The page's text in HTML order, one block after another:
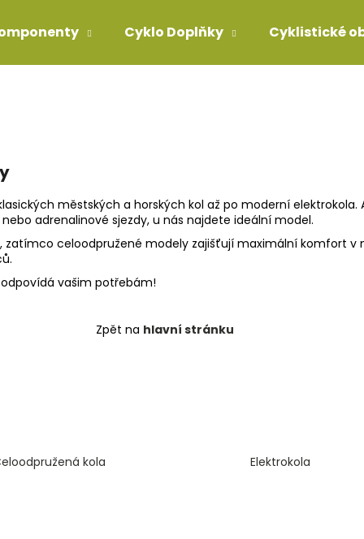
Cyklo Doplňky Cyklistické
městských a horských kol až po moderní
adrenalinové sjezdy, u nás najdete ideální model.
celoodpružené modely zajišťují maximální komfort v
vašim potřebám!
Zpět na hlavní stránku
kola Elektrokola
Doporučujeme